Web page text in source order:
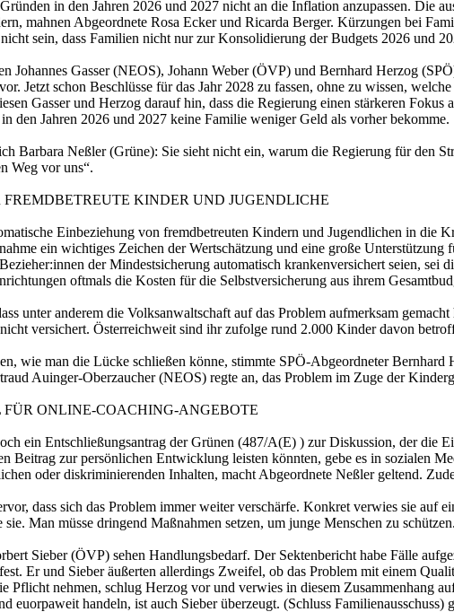
in den Jahren 2026 und 2027 nicht an die Inflation anzupassen. Die
mahnen Abgeordnete Rosa Ecker und Ricarda Berger. Kürzungen bei
sein, dass Familien nicht nur zur Konsolidierung der Budgets 2026 und
Johannes Gasser (NEOS), Johann Weber (ÖVP) und Bernhard Herzog
Jetzt schon Beschlüsse für das Jahr 2028 zu fassen, ohne zu wissen,
Gasser und Herzog darauf hin, dass die Regierung einen stärkeren
den Jahren 2026 und 2027 keine Familie weniger Geld als vorher bekomme.
Barbara Neßler (Grüne): Sie sieht nicht ein, warum die Regierung für den
Weg vor uns“.
KINDER UND JUGENDLICHE
Einbeziehung von fremdbetreuten Kindern und Jugendlichen in die
ein wichtiges Zeichen der Wertschätzung und eine große
der Mindestsicherung automatisch krankenversichert seien,
oftmals die Kosten für die Selbstversicherung aus ihrem
unter anderem die Volksanwaltschaft auf das Problem aufmerksam
versichert. Österreichweit sind ihr zufolge rund 2.000 Kinder davon
wie man die Lücke schließen könne, stimmte SPÖ-Abgeordneter
Auinger-Oberzaucher (NEOS) regte an, das Problem im Zuge der
ONLINE-COACHING-ANGEBOTE
ein Entschließungsantrag der Grünen (487/A(E) ) zur Diskussion, der
Beitrag zur persönlichen Entwicklung leisten könnten, gebe es in sozialen
oder diskriminierenden Inhalten, macht Abgeordnete Neßler geltend.
dass sich das Problem immer weiter verschärfe. Konkret verwies sie
Man müsse dringend Maßnahmen setzen, um junge Menschen zu
Sieber (ÖVP) sehen Handlungsbedarf. Der Sektenbericht habe Fälle
Er und Sieber äußerten allerdings Zweifel, ob das Problem mit einem
Pflicht nehmen, schlug Herzog vor und verwies in diesem Zusammenhang
euorpaweit handeln, ist auch Sieber überzeugt. (Schluss Familienausschuss)